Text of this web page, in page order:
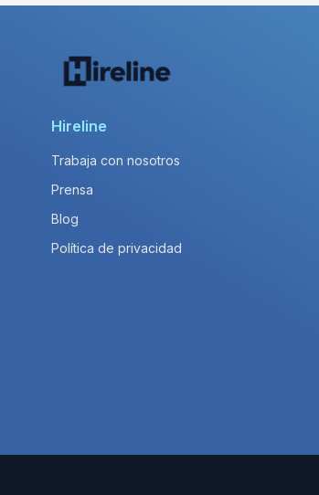
Hireline
Trabaja con nosotros
Prensa
Blog
Política de privacidad